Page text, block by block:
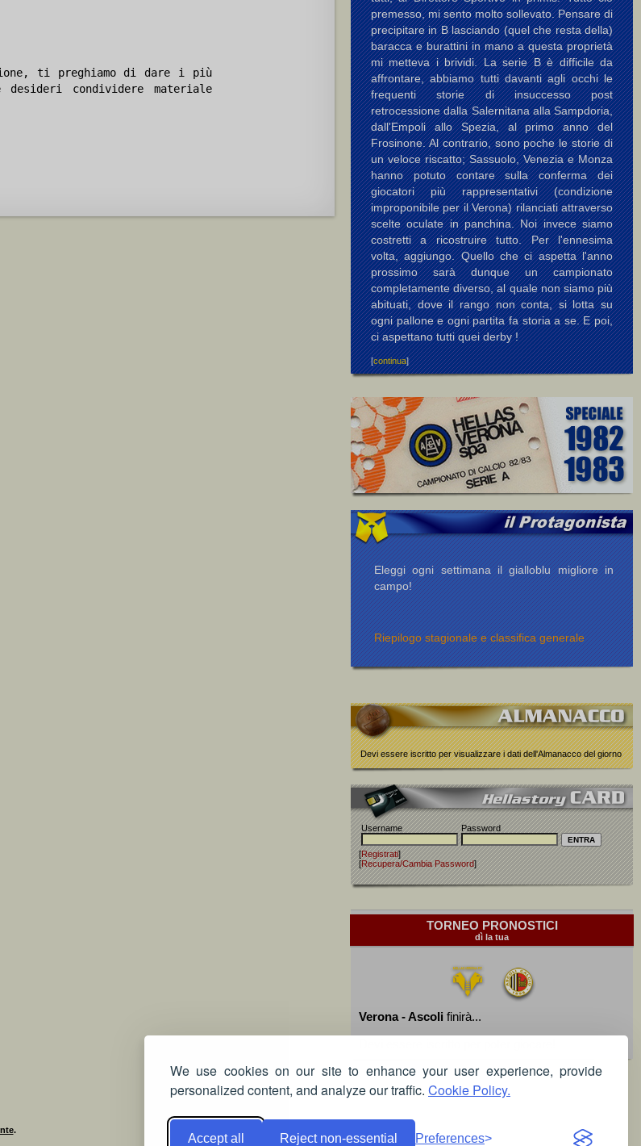
We use cookies on our site to enhance your user experience, provide
personalized content, and analyze our traffic. Cookie Policy.
Accept all Reject non-essential Preferences
ti preghiamo di dare i più
condividere materiale
premesso, mi sento molto sollevato. Pensare di
precipitare in B lasciando (quel che resta della)
baracca e burattini in mano a questa proprietà
mi metteva i brividi. La serie B è difficile da
affrontare, abbiamo tutti davanti agli occhi le
frequenti storie di insuccesso post
retrocessione dalla Salernitana alla Sampdoria,
dall'Empoli allo Spezia, al primo anno del
Frosinone. Al contrario, sono poche le storie di
un veloce riscatto; Sassuolo, Venezia e Monza
hanno potuto contare sulla conferma dei
giocatori più rappresentativi (condizione
improponibile per il Verona) rilanciati attraverso
scelte oculate in panchina. Noi invece siamo
costretti a ricostruire tutto. Per l'ennesima
volta, aggiungo. Quello che ci aspetta l'anno
prossimo sarà dunque un campionato
completamente diverso, al quale non siamo più
abituati, dove il rango non conta, si lotta su
ogni pallone e ogni partita fa storia a se. E poi,
ci aspettano tutti quei derby !
[continua]
Eleggi ogni settimana il gialloblu migliore in
campo!
Riepilogo stagionale e classifica generale
Devi essere iscritto per visualizzare i dati dell'Almanacco del giorno
Username Password
[Registrati]
[Recupera/Cambia Password]
TORNEO PRONOSTICI
dì la tua
Verona - Ascoli finirà...
.